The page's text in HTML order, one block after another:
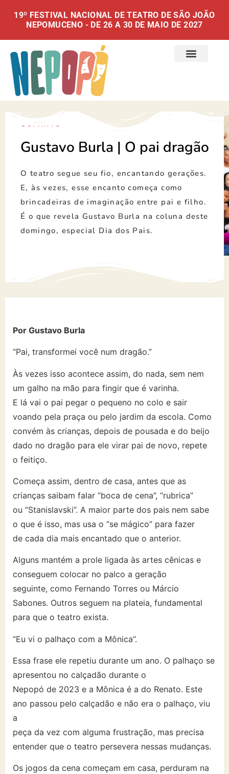
19º FESTIVAL NACIONAL DE TEATRO DE SÃO JOÃO
NEPOMUCENO - DE 26 A 30 DE MAIO DE 2027
COLUNAS
Gustavo Burla | O pai dragão
O teatro segue seu fio, encantando gerações.
E, às vezes, esse encanto começa como
brincadeiras de imaginação entre pai e filho.
É o que revela Gustavo Burla na coluna deste
domingo, especial Dia dos Pais.
Por Gustavo Burla
“Pai, transformei você num dragão.”
Às vezes isso acontece assim, do nada, sem nem
um galho na mão para fingir que é varinha.
E lá vai o pai pegar o pequeno no colo e sair
voando pela praça ou pelo jardim da escola. Como
convém às crianças, depois de pousada e do beijo
dado no dragão para ele virar pai de novo, repete
o feitiço.
Começa assim, dentro de casa, antes que as
crianças saibam falar “boca de cena”, “rubrica”
ou “Stanislavski”. A maior parte dos pais nem sabe
o que é isso, mas usa o “se mágico” para fazer
de cada dia mais encantado que o anterior.
Alguns mantém a prole ligada às artes cênicas e
conseguem colocar no palco a geração
seguinte, como Fernando Torres ou Márcio
Sabones. Outros seguem na plateia, fundamental
para que o teatro exista.
“Eu vi o palhaço com a Mônica”.
Essa frase ele repetiu durante um ano. O palhaço se
apresentou no calçadão durante o
Nepopó de 2023 e a Mônica é a do Renato. Este
ano passou pelo calçadão e não era o palhaço, viu
a
peça da vez com alguma frustração, mas precisa
entender que o teatro persevera nessas mudanças.
Os jogos da cena começam em casa, perduram na